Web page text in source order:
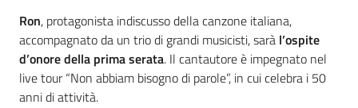
Ron, protagonista indiscusso della canzone italiana,
accompagnato da un trio di grandi musicisti, sarà l’ospite
d’onore della prima serata. Il cantautore è impegnato nel
live tour “Non abbiam bisogno di parole”, in cui celebra i 50
anni di attività.